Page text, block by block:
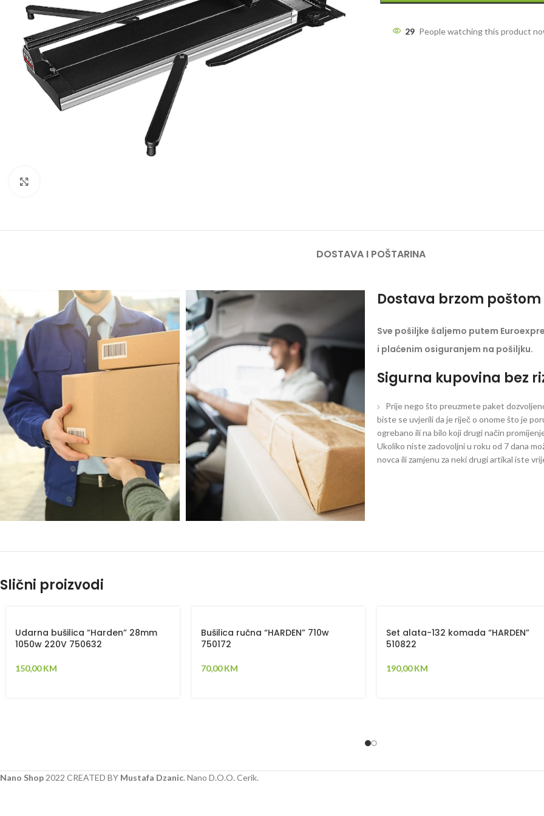
29 People watching this product
DOSTAVA I POŠTARINA
Dostava brzom
Sve pošiljke šaljemo putem
i plaćenim osiguranjem na pošiljku.
Sigurna kupovina bez
Prije nego što preuzmete paket
biste se uvjerili da je riječ o onome što je
ogrebano ili na bilo koji drugi način
Ukoliko niste zadovoljni u roku od 7 dana
novca ili zamjenu za neki drugi artikal iste
Slični proizvodi
Udarna bušilica “Harden” 28mm
1050w 220V 750632
150,00KM
Bušilica ručna “HARDEN” 710w
750172
70,00KM
Set alata-132 komada “HARDEN”
510822
190,00KM
Nano Shop 2022 CREATED BY Mustafa Dzanic. Nano D.O.O. Cerik.